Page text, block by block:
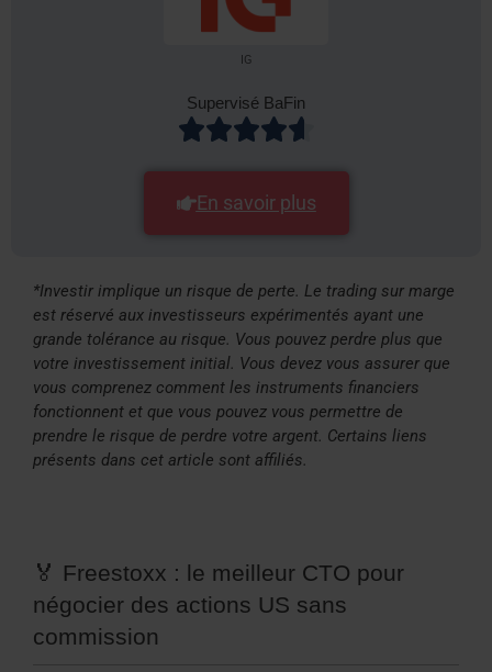
IG
Supervisé BaFin
En savoir plus
*Investir implique un risque de perte. Le trading sur marge
est réservé aux investisseurs expérimentés ayant une
grande tolérance au risque. Vous pouvez perdre plus que
votre investissement initial. Vous devez vous assurer que
vous comprenez comment les instruments financiers
fonctionnent et que vous pouvez vous permettre de
prendre le risque de perdre votre argent. Certains liens
présents dans cet article sont affiliés.
🏅 Freestoxx : le meilleur CTO pour
négocier des actions US sans
commission